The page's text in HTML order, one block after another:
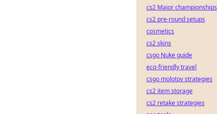
cs2 Major championships
cs2 pre-round setups
cosmetics
cs2 skins
csgo Nuke guide
eco-friendly travel
csgo molotov strategies
cs2 item storage
cs2 retake strategies